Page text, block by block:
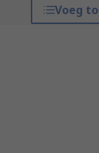
Voeg